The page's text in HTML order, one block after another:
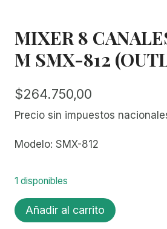
MIXER 8
M SMX-812
$264.750,00
Precio sin impuestos
Modelo: SMX-812
1 disponibles
MIXER
8
Añadir al carrito